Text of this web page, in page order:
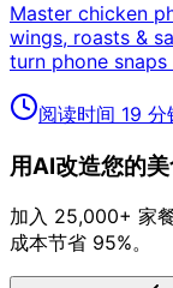
Master chicken
wings, roasts &
turn phone
阅读时间 19 分
用AI改造您的
加入 25,000+ 家
成本节省 95%。